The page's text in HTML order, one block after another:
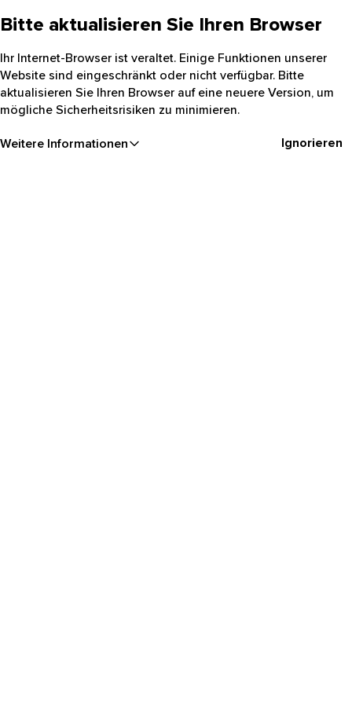
Bitte aktualisieren Sie Ihren Browser
Ihr Internet-Browser ist veraltet. Einige Funktionen unserer
Website sind eingeschränkt oder nicht verfügbar. Bitte
aktualisieren Sie Ihren Browser auf eine neuere Version, um
mögliche Sicherheitsrisiken zu minimieren.
Weitere Informationen Ignorieren